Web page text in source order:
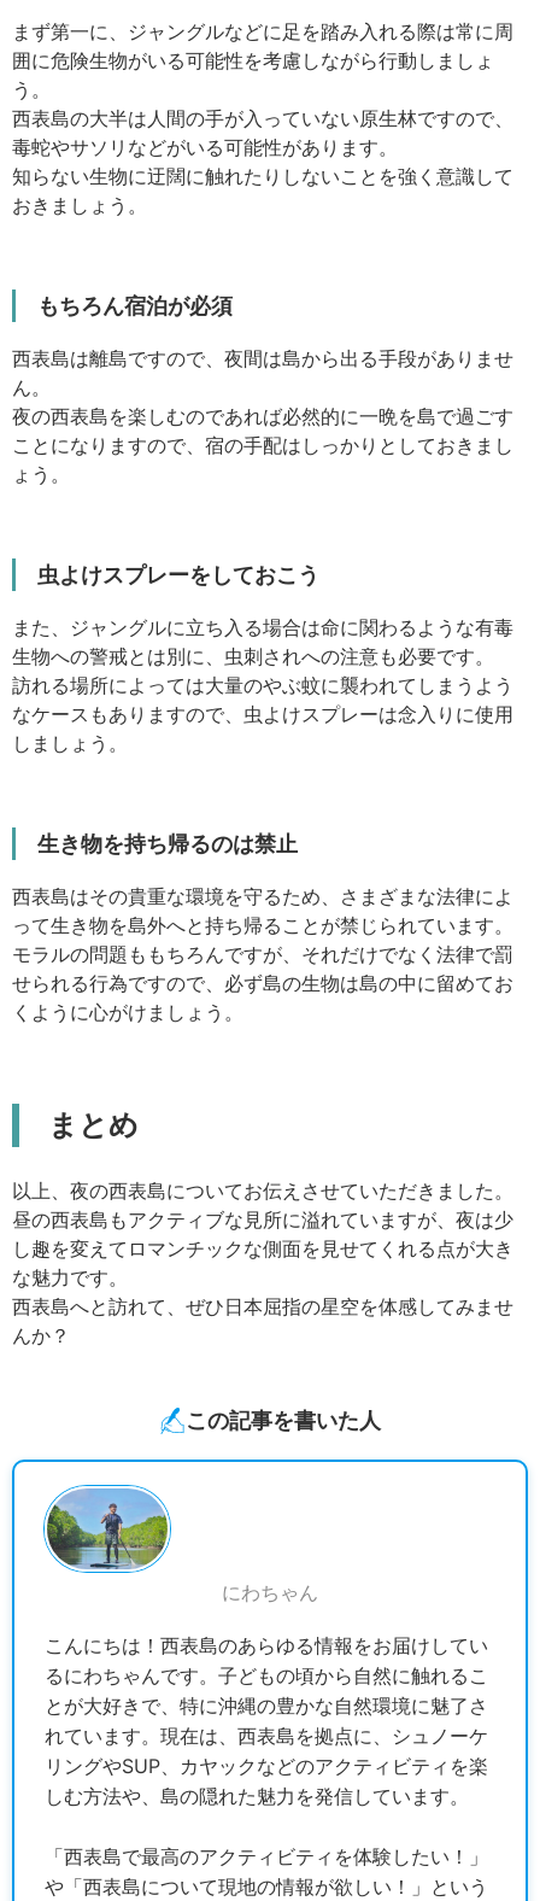
まず第一に、ジャングルなどに足を踏み入れる際は常に周
囲に危険生物がいる可能性を考慮しながら行動しましょ
う。
西表島の大半は人間の手が入っていない原生林ですので、
毒蛇やサソリなどがいる可能性があります。
知らない生物に迂闊に触れたりしないことを強く意識して
おきましょう。
もちろん宿泊が必須
西表島は離島ですので、夜間は島から出る手段がありませ
ん。
夜の西表島を楽しむのであれば必然的に一晩を島で過ごす
ことになりますので、宿の手配はしっかりとしておきまし
ょう。
虫よけスプレーをしておこう
また、ジャングルに立ち入る場合は命に関わるような有毒
生物への警戒とは別に、虫刺されへの注意も必要です。
訪れる場所によっては大量のやぶ蚊に襲われてしまうよう
なケースもありますので、虫よけスプレーは念入りに使用
しましょう。
生き物を持ち帰るのは禁止
西表島はその貴重な環境を守るため、さまざまな法律によ
って生き物を島外へと持ち帰ることが禁じられています。
モラルの問題ももちろんですが、それだけでなく法律で罰
せられる行為ですので、必ず島の生物は島の中に留めてお
くように心がけましょう。
まとめ
以上、夜の西表島についてお伝えさせていただきました。
昼の西表島もアクティブな見所に溢れていますが、夜は少
し趣を変えてロマンチックな側面を見せてくれる点が大き
な魅力です。
西表島へと訪れて、ぜひ日本屈指の星空を体感してみませ
んか？
この記事を書いた人
にわちゃん
こんにちは！西表島のあらゆる情報をお届けしてい
るにわちゃんです。子どもの頃から自然に触れるこ
とが大好きで、特に沖縄の豊かな自然環境に魅了さ
れています。現在は、西表島を拠点に、シュノーケ
リングやSUP、カヤックなどのアクティビティを楽
しむ方法や、島の隠れた魅力を発信しています。
「西表島で最高のアクティビティを体験したい！」
や「西表島について現地の情報が欲しい！」という